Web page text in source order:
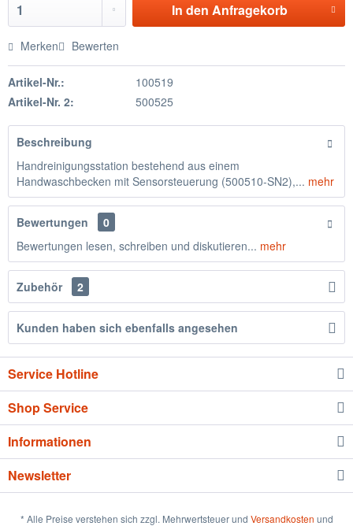
In den Anfragekorb
Merken Bewerten
Artikel-Nr.:
100519
Artikel-Nr. 2:
500525
Beschreibung
Handreinigungsstation bestehend aus einem
Handwaschbecken mit Sensorsteuerung (500510-SN2),... mehr
Bewertungen
0
Bewertungen lesen, schreiben und diskutieren... mehr
Zubehör 2
Kunden haben sich ebenfalls angesehen
Service Hotline
Shop Service
Informationen
Newsletter
* Alle Preise verstehen sich zzgl. Mehrwertsteuer und Versandkosten und